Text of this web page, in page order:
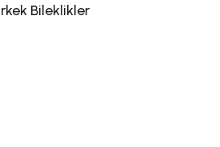
Bileklikler